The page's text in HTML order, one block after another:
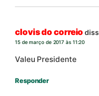
clovis do correio
15 de março de 2017 às 11:20
Valeu Presidente
Responder